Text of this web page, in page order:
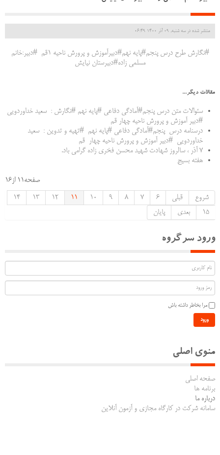
منتشر شده در سه شنبه, 09 آذر 1400 06:49
#نگارش طرح درس پنجم#پایه نهم#دبیرآموزش و پرورش ناحیه ۱قم #دبیر:خانم
مسلمی زاده#دبیرستان نیایش
مقالات دیگر...
سئوالات متن درس پنجم#آمادگی دفاعی #پایه نهم #نگارش : سعید خداوردویی
#دبیر آموزش و پرورش ناحیه چهار قم
درسنامه درس پنجم#آمادگی دفاعی #پایه نهم #تهیه و تدوین : سعید
خداوردویی #دبیر آموزش و پرورش ناحیه چهار قم
۷ آذر ، سالروز شهادت شهید محسن فخری زاده گرامی باد.
هفته بسیج
صفحه11 از16
شروع
قبلی 6
7
8
9
10
11
12
13
14
15
بعدی پایان
ورود سرگروه
مرا بخاطر داشته باش
ورود
منوی اصلی
صفحه اصلی
برنامه ها
درباره ما
سامانه شرکت در کارگاه مجازی و آزمون آنلاین